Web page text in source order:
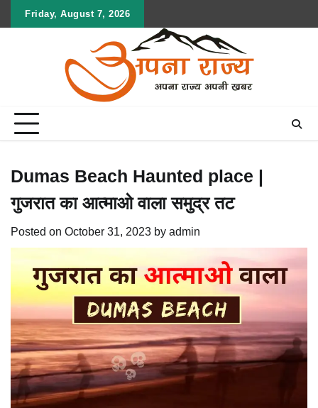
Friday, August 7, 2026
Dumas Beach Haunted place |
गुजरात का आत्माओ वाला समुद्र तट
Posted on October 31, 2023 by admin